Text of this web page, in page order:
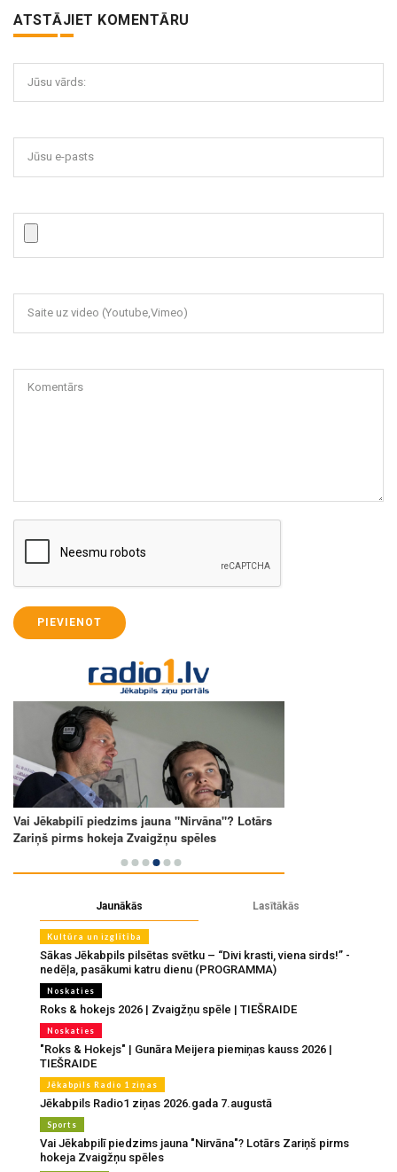
ATSTĀJIET KOMENTĀRU
Jūsu vārds:
Jūsu e-pasts
Saite uz video (Youtube,Vimeo)
Komentārs
PIEVIENOT
Jaunākās Lasītākās
Kultūra un izglītība
Sākas Jēkabpils pilsētas svētku – “Divi krasti, viena sirds!” -
nedēļa, pasākumi katru dienu (PROGRAMMA)
Noskaties
Roks & hokejs 2026 | Zvaigžņu spēle | TIEŠRAIDE
Noskaties
"Roks & Hokejs" | Gunāra Meijera piemiņas kauss 2026 |
TIEŠRAIDE
Jēkabpils Radio 1 ziņas
Jēkabpils Radio1 ziņas 2026.gada 7.augustā
Sports
Vai Jēkabpilī piedzims jauna "Nirvāna"? Lotārs Zariņš pirms
hokeja Zvaigžņu spēles